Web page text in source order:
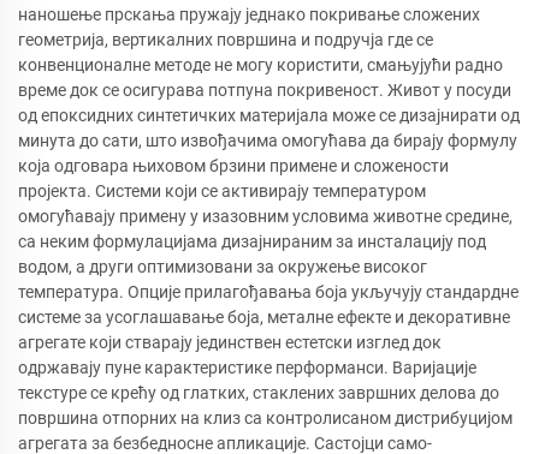
наношење прскања пружају једнако покривање сложених
геометрија, вертикалних површина и подручја где се
конвенционалне методе не могу користити, смањујући радно
време док се осигурава потпуна покривеност. Живот у посуди
од епоксидних синтетичких материјала може се дизајнирати од
минута до сати, што извођачима омогућава да бирају формулу
која одговара њиховом брзини примене и сложености
пројекта. Системи који се активирају температуром
омогућавају примену у изазовним условима животне средине,
са неким формулацијама дизајнираним за инсталацију под
водом, а други оптимизовани за окружење високог
температура. Опције прилагођавања боја укључују стандардне
системе за усоглашавање боја, металне ефекте и декоративне
агрегате који стварају јединствен естетски изглед док
одржавају пуне карактеристике перформанси. Варијације
текстуре се крећу од глатких, стаклених завршних делова до
површина отпорних на клиз са контролисаном дистрибуцијом
агрегата за безбедносне апликације. Састојци само-